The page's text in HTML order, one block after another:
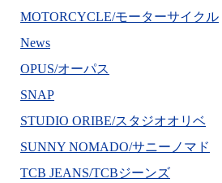
MOTORCYCLE/モーターサイクル
News
OPUS/オーパス
SNAP
STUDIO ORIBE/スタジオオリベ
SUNNY NOMADO/サニーノマド
TCB JEANS/TCBジーンズ